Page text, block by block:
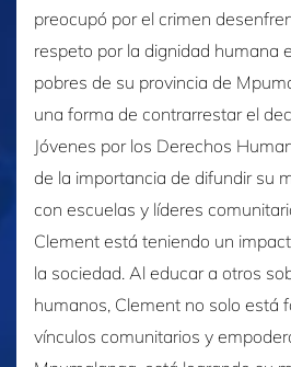
preocupó por el crimen
respeto por la dignidad humana
pobres de su provincia de
una forma de contrarrestar el
Jóvenes por los Derechos
de la importancia de difundir su
con escuelas y líderes
Clement está teniendo un
la sociedad. Al educar a otros
humanos, Clement no solo está
vínculos comunitarios y